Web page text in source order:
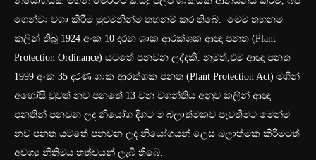
ගෙන්වා වගා කිරීම මුළුමනින්ම තහනම් කර තිබේ. මෙම තහනම
කලින් තිබූ 1924 අංක 10 දරන ශාක ආරක්ශක ආඥා පනත (Plant
Protection Ordinance) යටතේ පනවන ලද්දකි. නමුත්,එම ආඥා පනත
1999 අංක 35 දරණ ශාක ආරක්ශක පනත (Plant Protection Act) මගින්
අහෝසි වුවත් නව පනතේ 13 වන වගන්තිය අනුව කලින් ආඥා
පනතින් පනවන ලද නියෝග දිගට ම බලාත්මකව පැවතීමට මෙන්ම
නව පනත යටතේ පනවන ලද නියෝගයන් ලෙස බලාත්මක කිරීමටත්
අවශ්‍ය නීතිමය තත්වයන් ලැබී තිබේ.